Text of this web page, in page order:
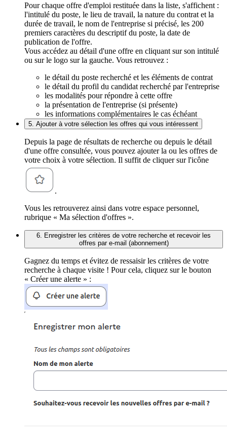
Pour chaque offre d'emploi restituée dans la liste, s'affichent :
l'intitulé du poste, le lieu de travail, la nature du contrat et la
durée de travail, le nom de l'entreprise si précisé, les 200
premiers caractères du descriptif du poste, la date de
publication de l'offre.
Vous accédez au détail d'une offre en cliquant sur son intitulé
ou sur le logo sur la gauche. Vous retrouvez :
le détail du poste recherché et les éléments de contrat
le détail du profil du candidat recherché par l'entreprise
les modalités pour répondre à cette offre
la présentation de l'entreprise (si présente)
les informations complémentaires le cas échéant
5. Ajouter à votre sélection les offres qui vous intéressent
Depuis la page de résultats de recherche ou depuis le détail
d'une offre consultée, vous pouvez ajouter la ou les offres de
votre choix à votre sélection. Il suffit de cliquer sur l'icône
.
Vous les retrouverez ainsi dans votre espace personnel,
rubrique « Ma sélection d'offres ».
6. Enregistrer les critères de votre recherche et recevoir les
offres par e-mail (abonnement)
Gagnez du temps et évitez de ressaisir les critères de votre
recherche à chaque visite ! Pour cela, cliquez sur le bouton
« Créer une alerte » :